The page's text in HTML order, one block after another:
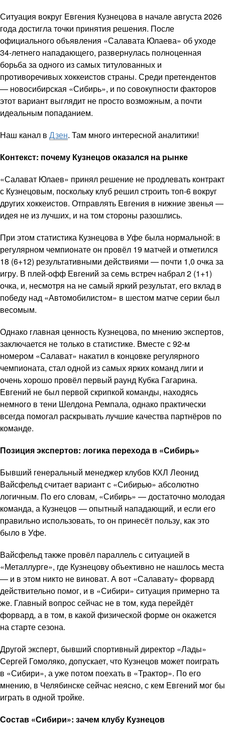
Ситуация вокруг Евгения Кузнецова в начале августа 2026
года достигла точки принятия решения. После
официального объявления «Салавата Юлаева» об уходе
34-летнего нападающего, развернулась полноценная
борьба за одного из самых титулованных и
противоречивых хоккеистов страны. Среди претендентов
— новосибирская «Сибирь», и по совокупности факторов
этот вариант выглядит не просто возможным, а почти
идеальным попаданием.
Наш канал в Дзен. Там много интересной аналитики!
Контекст: почему Кузнецов оказался на рынке
«Салават Юлаев» принял решение не продлевать контракт
с Кузнецовым, поскольку клуб решил строить топ-6 вокруг
других хоккеистов. Отправлять Евгения в нижние звенья —
идея не из лучших, и на том стороны разошлись.
При этом статистика Кузнецова в Уфе была нормальной: в
регулярном чемпионате он провёл 19 матчей и отметился
18 (6+12) результативными действиями — почти 1,0 очка за
игру. В плей-офф Евгений за семь встреч набрал 2 (1+1)
очка, и, несмотря на не самый яркий результат, его вклад в
победу над «Автомобилистом» в шестом матче серии был
весомым.
Однако главная ценность Кузнецова, по мнению экспертов,
заключается не только в статистике. Вместе с 92-м
номером «Салават» накатил в концовке регулярного
чемпионата, стал одной из самых ярких команд лиги и
очень хорошо провёл первый раунд Кубка Гагарина.
Евгений не был первой скрипкой команды, находясь
немного в тени Шелдона Ремпала, однако практически
всегда помогал раскрывать лучшие качества партнёров по
команде.
Позиция экспертов: логика перехода в «Сибирь»
Бывший генеральный менеджер клубов КХЛ Леонид
Вайсфельд считает вариант с «Сибирью» абсолютно
логичным. По его словам, «Сибирь» — достаточно молодая
команда, а Кузнецов — опытный нападающий, и если его
правильно использовать, то он принесёт пользу, как это
было в Уфе.
Вайсфельд также провёл параллель с ситуацией в
«Металлурге», где Кузнецову объективно не нашлось места
— и в этом никто не виноват. А вот «Салавату» форвард
действительно помог, и в «Сибири» ситуация примерно та
же. Главный вопрос сейчас не в том, куда перейдёт
форвард, а в том, в какой физической форме он окажется
на старте сезона.
Другой эксперт, бывший спортивный директор «Лады»
Сергей Гомоляко, допускает, что Кузнецов может поиграть
в «Сибири», а уже потом поехать в «Трактор». По его
мнению, в Челябинске сейчас неясно, с кем Евгений мог бы
играть в одной тройке.
Состав «Сибири»: зачем клубу Кузнецов